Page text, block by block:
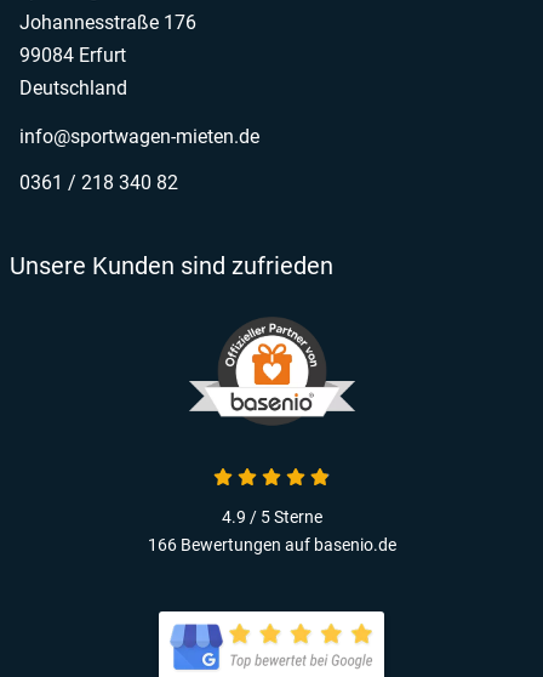
Johannesstraße 176
99084 Erfurt
Deutschland
info@sportwagen-mieten.de
0361 / 218 340 82
Unsere Kunden sind zufrieden
4.9 von 5
4.9 / 5Sterne
166 Bewertungen auf basenio.de